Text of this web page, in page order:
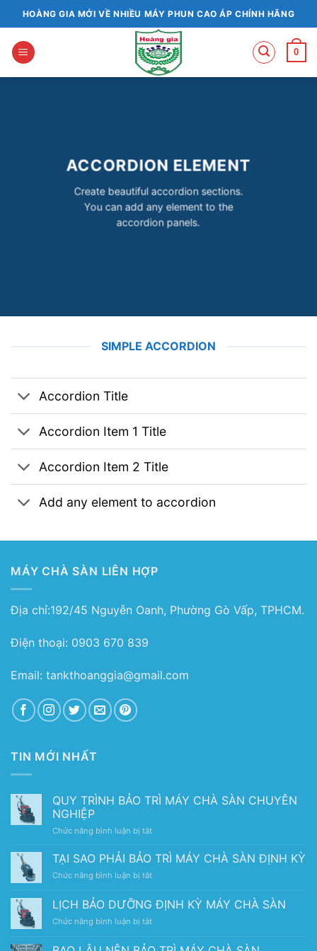
qua
nội
dung
HOÀNG GIA MỚI VỀ NHIỀU MÁY PHUN CAO ÁP CHÍNH HÃNG
0
ACCORDION ELEMENT
Create beautiful accordion sections.
You can add any element to the
accordion panels.
SIMPLE ACCORDION
Accordion Title
Accordion Item 1 Title
Accordion Item 2 Title
Add any element to accordion
MÁY CHÀ SÀN LIÊN HỢP
Địa chỉ:192/45 Nguyễn Oanh, Phường Gò Vấp, TPHCM.
Điện thoại: 0903 670 839
Email: tankthoanggia@gmail.com
TIN MỚI NHẤT
QUY TRÌNH BẢO TRÌ MÁY CHÀ SÀN CHUYÊN
NGHIỆP
Chức năng bình luận bị tắtở
TRÌNH
TRÌ
CHÀ
CHUYÊN
TẠI SAO PHẢI BẢO TRÌ MÁY CHÀ SÀN ĐỊNH KỲ
Chức năng bình luận bị tắtở
SAO
PHẢI
BẢO
MÁY
LỊCH BẢO DƯỠNG ĐỊNH KỲ MÁY CHÀ SÀN
Chức năng bình luận bị tắtở
BẢO